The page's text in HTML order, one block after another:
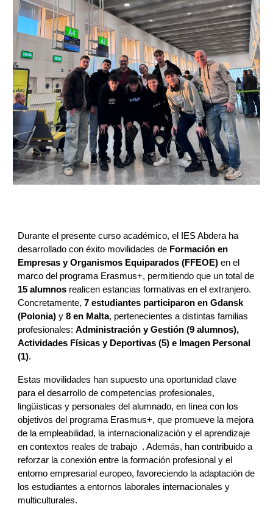
Durante el presente curso académico, el IES Abdera ha
desarrollado con éxito movilidades de Formación en
Empresas y Organismos Equiparados (FFEOE) en el
marco del programa Erasmus+, permitiendo que un total de
15 alumnos realicen estancias formativas en el extranjero.
Concretamente,7 estudiantes participaron en Gdansk
(Polonia) y8 en Malta, pertenecientes a distintas familias
profesionales:Administración y Gestión (9 alumnos),
Actividades Físicas y Deportivas (5) e Imagen Personal
(1).
Estas movilidades han supuesto una oportunidad clave
para el desarrollo de competencias profesionales,
lingüísticas y personales del alumnado, en línea con los
objetivos del programa Erasmus+, que promueve la mejora
de la empleabilidad, la internacionalización y el aprendizaje
en contextos reales de trabajo . Además, han contribuido a
reforzar la conexión entre la formación profesional y el
entorno empresarial europeo, favoreciendo la adaptación de
los estudiantes a entornos laborales internacionales y
multiculturales.